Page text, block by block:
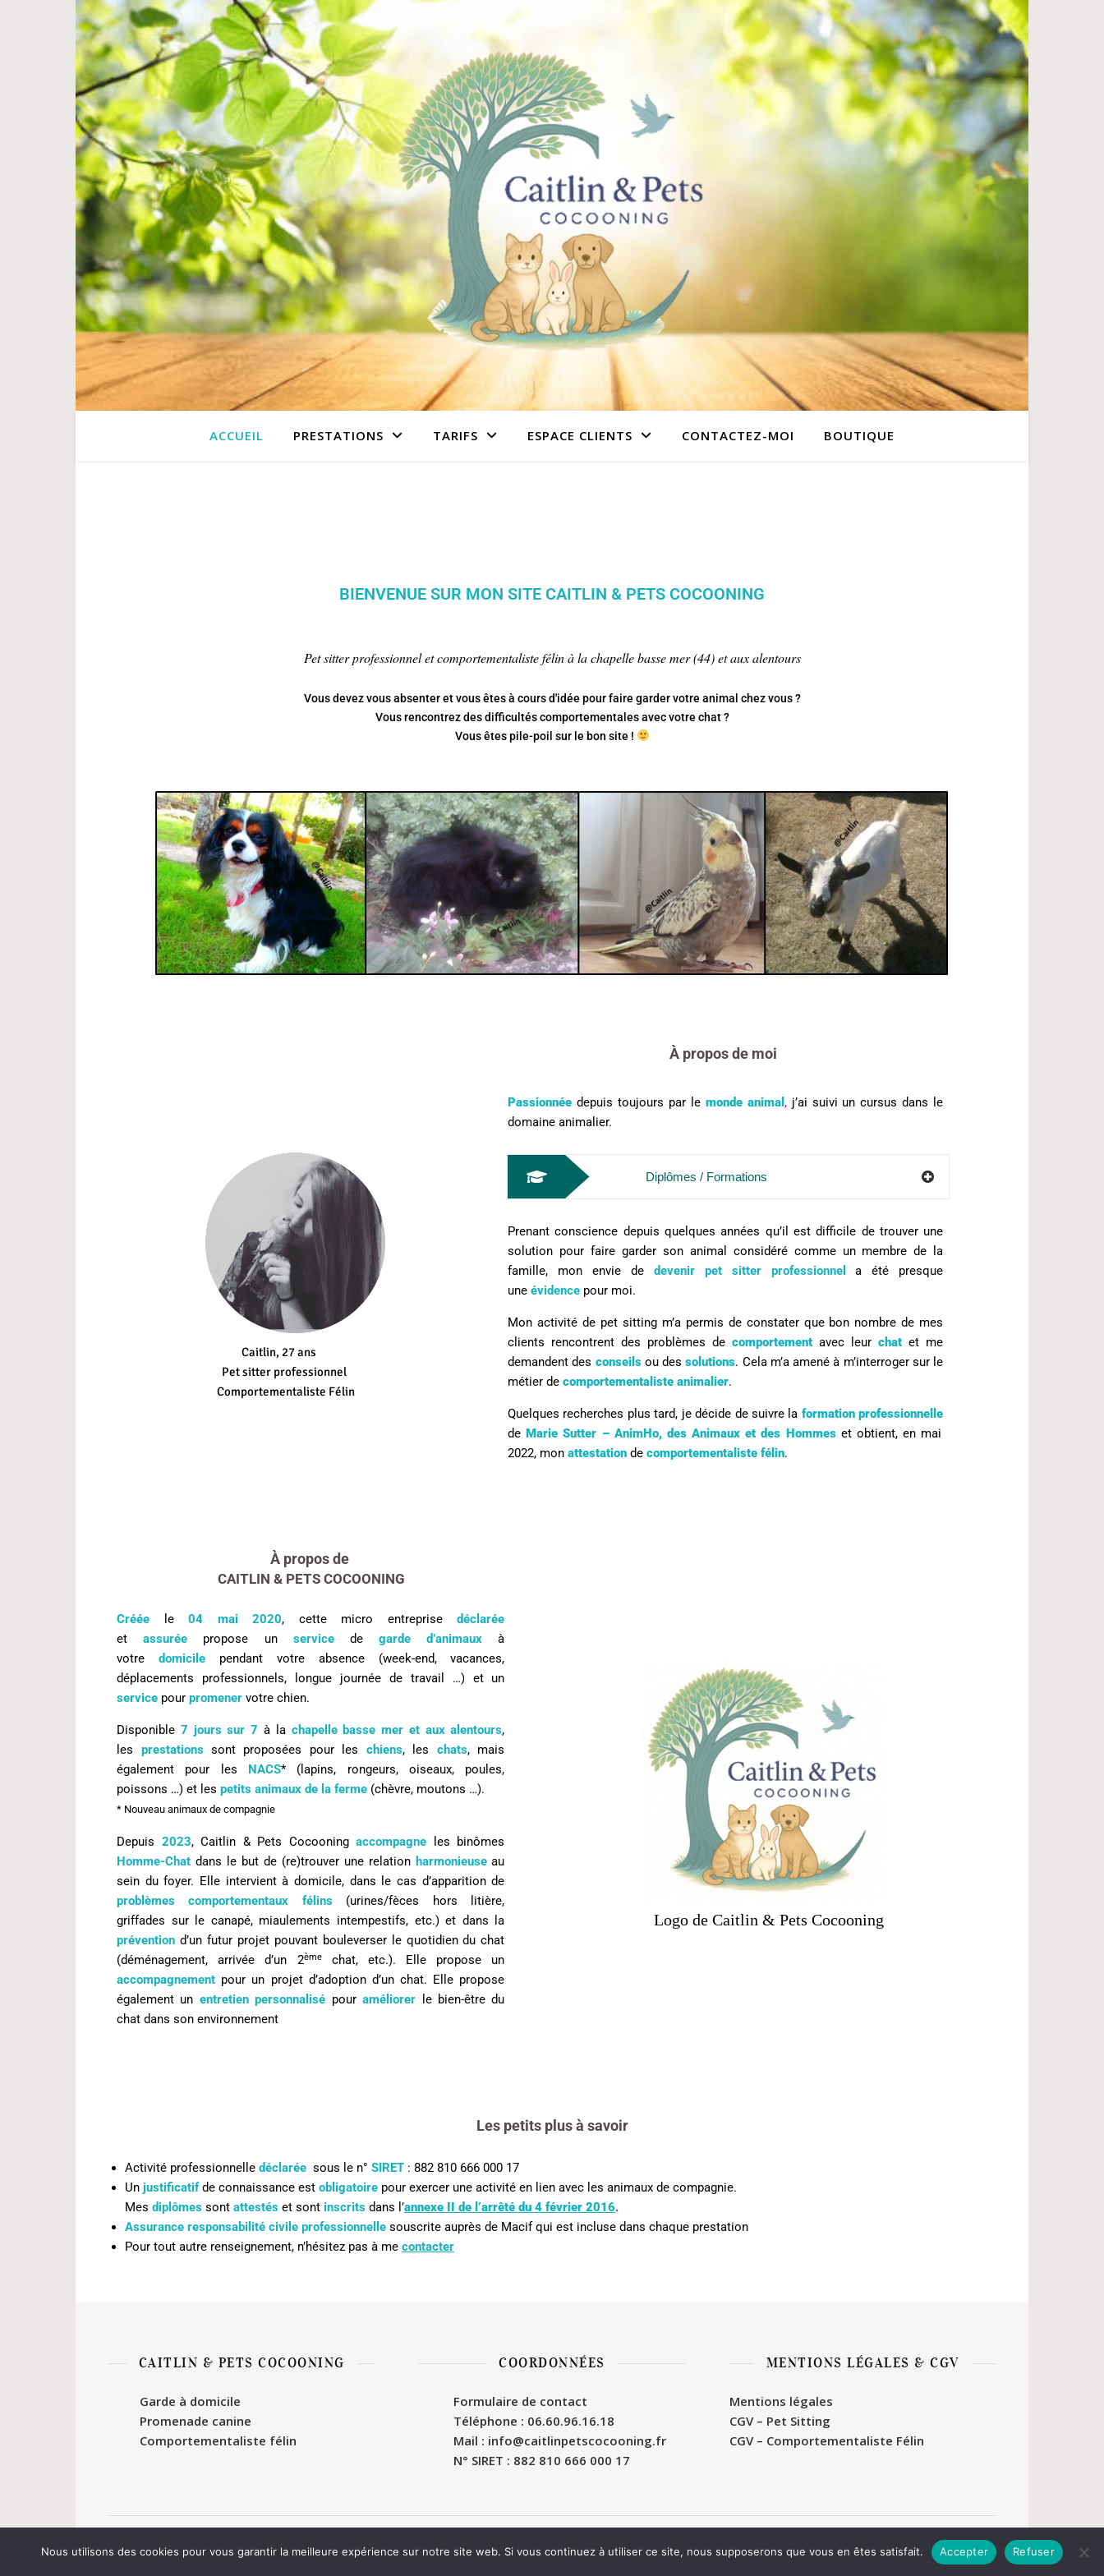
ACCUEIL PRESTATIONS TARIFS ESPACE CLIENTS CONTACTEZ-MOI BOUTIQUE
BIENVENUE SUR MON SITE CAITLIN & PETS COCOONING
Pet sitter professionnel et comportementaliste félin à la chapelle basse mer (44) et aux alentours
Vous devez vous absenter et vous êtes à cours d'idée pour faire garder votre animal chez vous ?
Vous rencontrez des difficultés comportementales avec votre chat ?
Vous êtes pile-poil sur le bon site !
À propos de moi
Passionnée depuis toujours par le monde animal , j’ai suivi un cursus dans le
domaine animalier.
Diplômes / Formations
Caitlin, 27 ans
Pet sitter professionnel
Comportementaliste Félin
Prenant conscience depuis quelques années qu’il est difficile de trouver une
solution pour faire garder son animal considéré comme un membre de la
famille, mon envie de devenir pet sitter professionnela été presque
uneévidence pour moi.
Mon activité de pet sitting m’a permis de constater que bon nombre de mes
clients rencontrent des problèmes decomportement avec leurchat et me
demandent des conseilsou dessolutions. Cela m’a amené à m’interroger sur le
métier decomportementaliste animalier.
Quelques recherches plus tard, je décide de suivre la formation professionnelle
deMarie Sutter – AnimHo, des Animaux et des Hommeset obtient, en mai
2022, monattestation decomportementaliste félin.
À propos de
CAITLIN & PETS COCOONING
Créée le04 mai 2020, cette micro entreprisedéclarée
etassurée propose un service degarde d’animauxà
votre domicile pendant votre absence (week-end, vacances,
déplacements professionnels, longue journée de travail …) etun
service pour promener votre chien.
Disponible 7 jours sur 7 à la chapelle basse mer et aux alentours,
les prestations sont proposées pour les chiens, les chats, mais
également pour les NACS* (lapins, rongeurs, oiseaux, poules,
poissons …) et les petits animaux de la ferme (chèvre, moutons …).
* Nouveau animaux de compagnie
Depuis 2023,Caitlin & Pets Cocooningaccompagne les binômes
Homme-Chat dans le but de (re)trouver une relation harmonieuseau
sein du foyer. Elle intervient à domicile, dans le cas d’apparition de
problèmes
comportementaux félins(urines/fèces hors litière,
griffades sur le canapé, miaulements intempestifs, etc.) et dans la
prévention d’un futur projet pouvant bouleverser le quotidien du chat
(déménagement, arrivée d’un 2èmechat, etc.). Elle propose un
accompagnement pour un projet d’adoption d’un chat. Elle propose
également un entretien personnalisé pouraméliorer le bien-être du
chat dans son environnement
Logo de Caitlin & Pets Cocooning
Les petits plus à savoir
Activité professionnelle déclarée sous le n° SIRET : 882 810 666 000 17
Un justificatif de connaissance est obligatoire pour exercer une activité en lien avec les animaux de compagnie.
Mes diplômes sont attestés et sont inscrits dans l’annexe II de l’arrêté du 4 février 2016.
Assurance responsabilité civile professionnelle souscrite auprès de Macif qui est incluse dans chaque prestation
Pour tout autre renseignement, n’hésitez pas à me contacter
CAITLIN & PETS COCOONING
Garde à domicile
Promenade canine
Comportementaliste félin
COORDONNÉES
Formulaire de contact
Téléphone : 06.60.96.16.18
Mail : info@caitlinpetscocooning.fr
N° SIRET : 882 810 666 000 17
MENTIONS LÉGALES & CGV
Mentions légales
CGV – Pet Sitting
CGV – Comportementaliste Félin
Caitlin & Pets Cocooning 2026 ©
Thème Ashe parWP Royal.
Nous utilisons des cookies pour vous garantir la meilleure expérience sur notre site web. Si vous continuez à utiliser ce site, nous supposerons que vous en êtes satisfait. Accepter Refuser